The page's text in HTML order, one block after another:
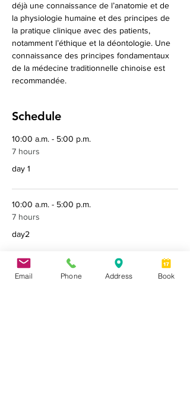
déjà une connaissance de l’anatomie et de
la physiologie humaine et des principes de
la pratique clinique avec des patients,
notamment l’éthique et la déontologie. Une
connaissance des principes fondamentaux
de la médecine traditionnelle chinoise est
recommandée.
Schedule
10:00 a.m. - 5:00 p.m.
7 hours
day 1
10:00 a.m. - 5:00 p.m.
7 hours
day2
See All
Email Phone Address Book